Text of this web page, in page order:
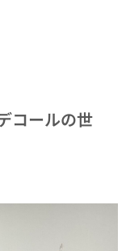
コールの世